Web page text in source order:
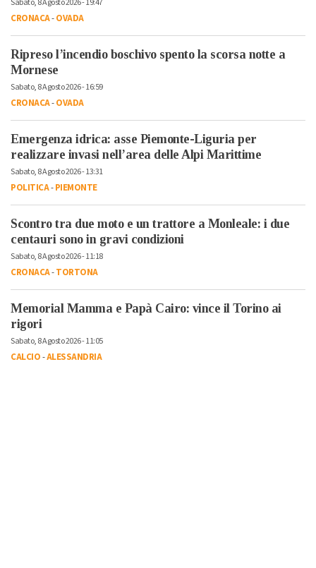
Sabato, 8 Agosto 2026 - 19:47
CRONACA-OVADA
Ripreso l’incendio boschivo spento la scorsa notte a
Mornese
Sabato, 8 Agosto 2026 - 16:59
CRONACA-OVADA
Emergenza idrica: asse Piemonte-Liguria per
realizzare invasi nell’area delle Alpi Marittime
Sabato, 8 Agosto 2026 - 13:31
POLITICA-PIEMONTE
Scontro tra due moto e un trattore a Monleale: i due
centauri sono in gravi condizioni
Sabato, 8 Agosto 2026 - 11:18
CRONACA-TORTONA
Memorial Mamma e Papà Cairo: vince il Torino ai
rigori
Sabato, 8 Agosto 2026 - 11:05
CALCIO-ALESSANDRIA